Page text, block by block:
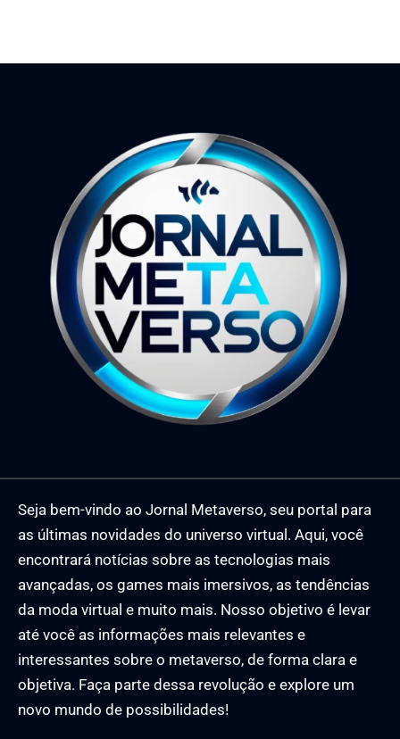
Seja bem-vindo ao Jornal Metaverso, seu portal para
as últimas novidades do universo virtual. Aqui, você
encontrará notícias sobre as tecnologias mais
avançadas, os games mais imersivos, as tendências
da moda virtual e muito mais. Nosso objetivo é levar
até você as informações mais relevantes e
interessantes sobre o metaverso, de forma clara e
objetiva. Faça parte dessa revolução e explore um
novo mundo de possibilidades!